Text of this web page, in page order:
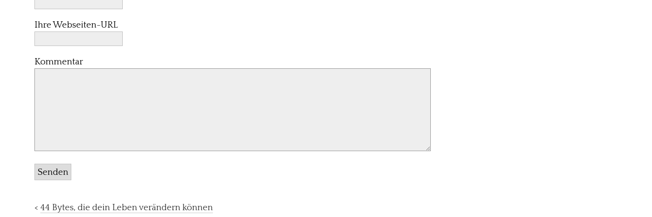
Ihre Webseiten-URL
Kommentar
Senden
< 44 Bytes, die dein Leben verändern können